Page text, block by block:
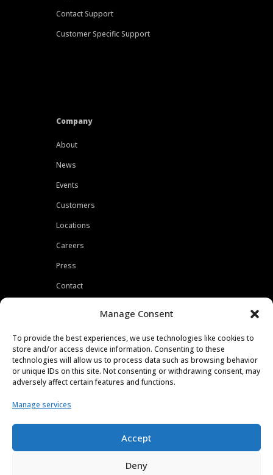
Manage Consent
To provide the best experiences, we use technologies like cookies to
store and/or access device information. Consenting to these
technologies will allow us to process data such as browsing behavior
or unique IDs on this site. Not consenting or withdrawing consent, may
adversely affect certain features and functions.
Manage services
Accept
Deny
Contact Support
Customer Specific Support
Company
About
News
Events
Customers
Locations
Careers
Press
Contact